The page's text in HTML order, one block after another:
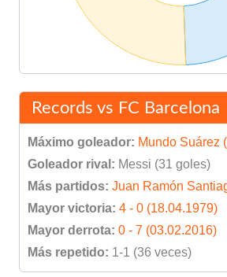
Records vs FC Barcelona
Máximo goleador: Mundo Suárez
Goleador rival: Messi (31 goles)
Más partidos: Juan Ramón
Mayor victoria: 4 - 0 (18.04.1979)
Mayor derrota: 0 - 7 (03.02.2016)
Más repetido: 1-1 (36 veces)